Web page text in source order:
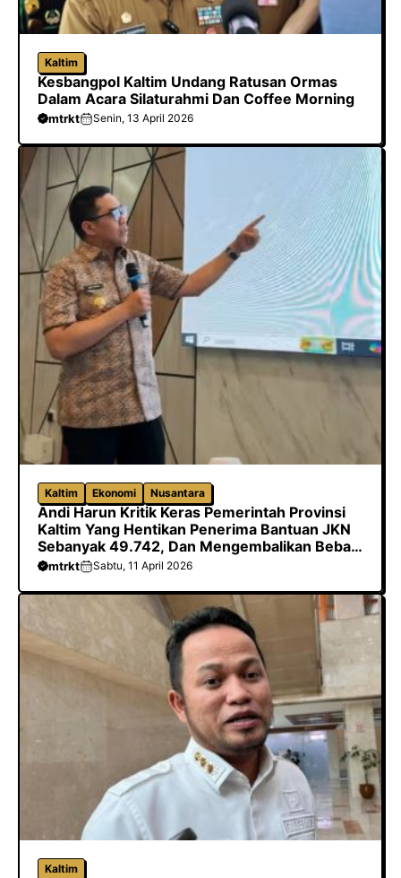
Kaltim
Kesbangpol Kaltim Undang Ratusan Ormas
Dalam Acara Silaturahmi Dan Coffee Morning
mtrkt Senin, 13 April 2026
Kaltim Ekonomi Nusantara
Andi Harun Kritik Keras Pemerintah Provinsi
Kaltim Yang Hentikan Penerima Bantuan JKN
Sebanyak 49.742, Dan Mengembalikan Beban
Biaya Ke Kabupaten/Kota
mtrkt Sabtu, 11 April 2026
Kaltim